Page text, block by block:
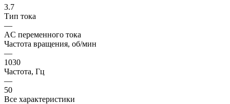
3.7
Тип тока
—
AC переменного тока
Частота вращения, об/мин
—
1030
Частота, Гц
—
50
Все характеристики